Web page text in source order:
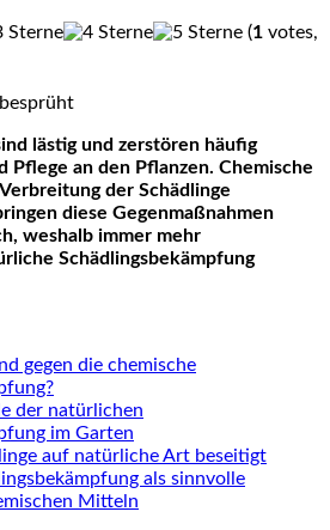
(1 votes,
Pflege an den Pflanzen. Chemische
der Schädlinge
diese Gegenmaßnahmen
weshalb immer mehr
Schädlingsbekämpfung
gegen die chemische
der natürlichen
im Garten
auf natürliche Art beseitigt
als sinnvolle
Mitteln